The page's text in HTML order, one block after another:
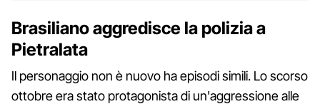
Brasiliano aggredisce la polizia a
Pietralata
Il personaggio non è nuovo ha episodi simili. Lo scorso
ottobre era stato protagonista di un'aggressione alle